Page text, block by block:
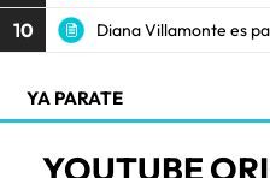
10 Diana Villamonte es
YA PARATE
YOUTUBE